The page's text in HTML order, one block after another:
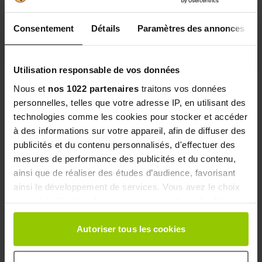
Consentement Détails Paramètres des annonces
Utilisation responsable de vos données
Nous et nos 1022 partenaires traitons vos données
personnelles, telles que votre adresse IP, en utilisant des
technologies comme les cookies pour stocker et accéder
à des informations sur votre appareil, afin de diffuser des
publicités et du contenu personnalisés, d'effectuer des
mesures de performance des publicités et du contenu,
ainsi que de réaliser des études d’audience, favorisant
ainsi le développement de services. Vous avez le choix
Vous pouvez modifier ou retirer votre consentement à
tout moment en consultant la Déclaration relative aux
cookies ou en cliquant sur l'icône de confidentialité.
Autoriser tous les cookies
€22.90 In stock €57.90 In stock
Eafit Pure L-Carnitine 2g 90
7 reviews
To quench your appetites in "vegan